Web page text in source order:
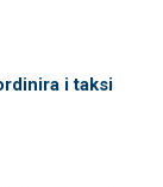
i taksi